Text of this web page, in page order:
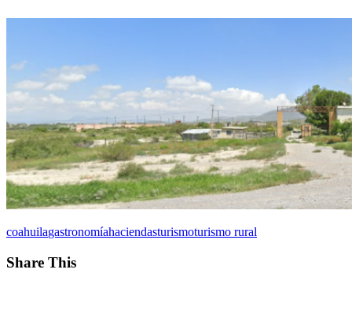
coahuilagastronomíahaciendasturismoturismo rural
Share This